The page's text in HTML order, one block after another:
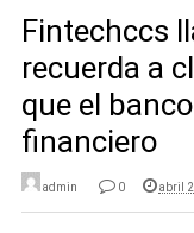
Fintechccs
recuerda a
que el
financiero
admin 0 abril